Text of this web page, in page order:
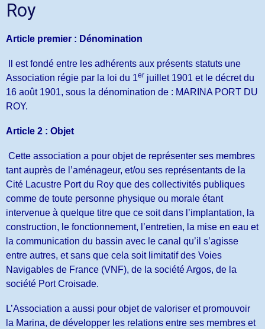
Roy
Article premier : Dénomination
Il est fondé entre les adhérents aux présents statuts une
Association régie par la loi du 1er juillet 1901 et le décret du
16 août 1901, sous la dénomination de : MARINA PORT DU
ROY.
Article 2 : Objet
Cette association a pour objet de représenter ses membres
tant auprès de l’aménageur, et/ou ses représentants de la
Cité Lacustre Port du Roy que des collectivités publiques
comme de toute personne physique ou morale étant
intervenue à quelque titre que ce soit dans l’implantation, la
construction, le fonctionnement, l’entretien, la mise en eau et
la communication du bassin avec le canal qu’il s’agisse
entre autres, et sans que cela soit limitatif des Voies
Navigables de France (VNF), de la société Argos, de la
société Port Croisade.
L’Association a aussi pour objet de valoriser et promouvoir
la Marina, de développer les relations entre ses membres et